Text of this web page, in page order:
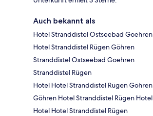
Auch bekannt als
Hotel Stranddistel Ostseebad Goehren
Hotel Stranddistel Rügen Göhren
Stranddistel Ostseebad Goehren
Stranddistel Rügen
Hotel Hotel Stranddistel Rügen Göhren
Göhren Hotel Stranddistel Rügen Hotel
Hotel Hotel Stranddistel Rügen